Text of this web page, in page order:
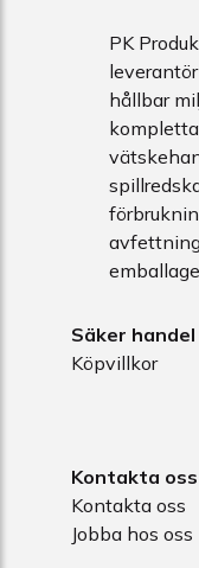
PK
hållbar
emballage.
Säker handel
Köpvillkor
Kontakta oss
Kontakta oss
Jobba hos oss